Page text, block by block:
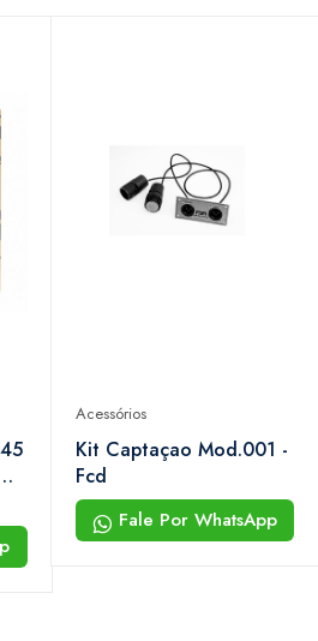
Acessórios
Kit Captaçao Mod.001 -
Fcd
Fale Por WhatsApp